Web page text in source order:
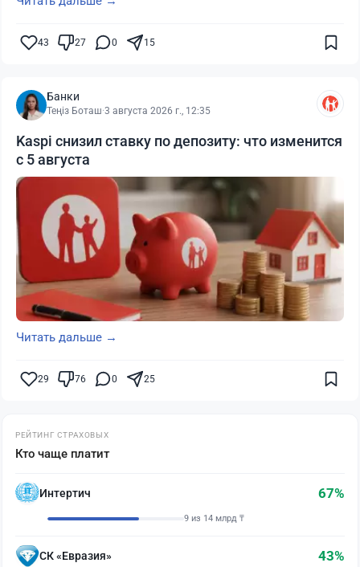
43 27 0 15
Банки
Теңіз Боташ·3 августа 2026 г., 12:35
Kaspi снизил ставку по депозиту: что изменится
с 5 августа
Читать дальше →
29 76 0 25
РЕЙТИНГ СТРАХОВЫХ
Кто чаще платит
Интертич 67%
9 из 14 млрд ₸
СК «Евразия» 43%